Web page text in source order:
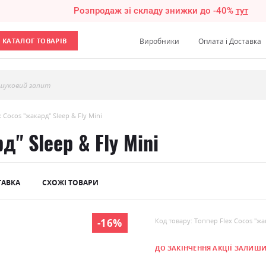
Розпродаж зі складу знижки до -40% тут
КАТАЛОГ ТОВАРІВ Виробники Оплата і Доставка
запит
Cocos "жакард" Sleep & Fly Mini
Sleep & Fly Mini
СХОЖІ ТОВАРИ
-16% Код товару: Топпер Flex Cocos
ДО ЗАКІНЧЕННЯ АКЦІЇ